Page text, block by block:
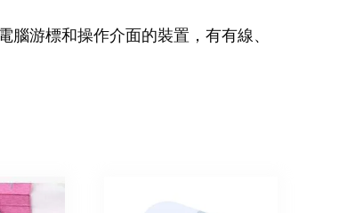
游標和操作介面的裝置，有有線、